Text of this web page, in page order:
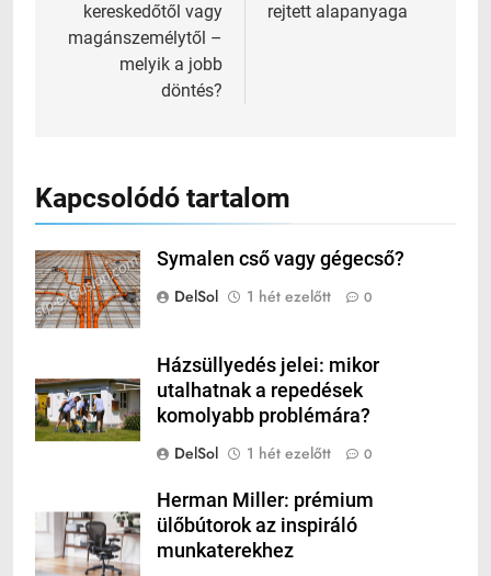
kereskedőtől vagy
magánszemélytől –
melyik a jobb
döntés?
rejtett alapanyaga
Kapcsolódó tartalom
Symalen cső vagy gégecső?
DelSol
1 hét ezelőtt 0
Házsüllyedés jelei: mikor
utalhatnak a repedések
komolyabb problémára?
DelSol
1 hét ezelőtt 0
Herman Miller: prémium
ülőbútorok az inspiráló
munkaterekhez